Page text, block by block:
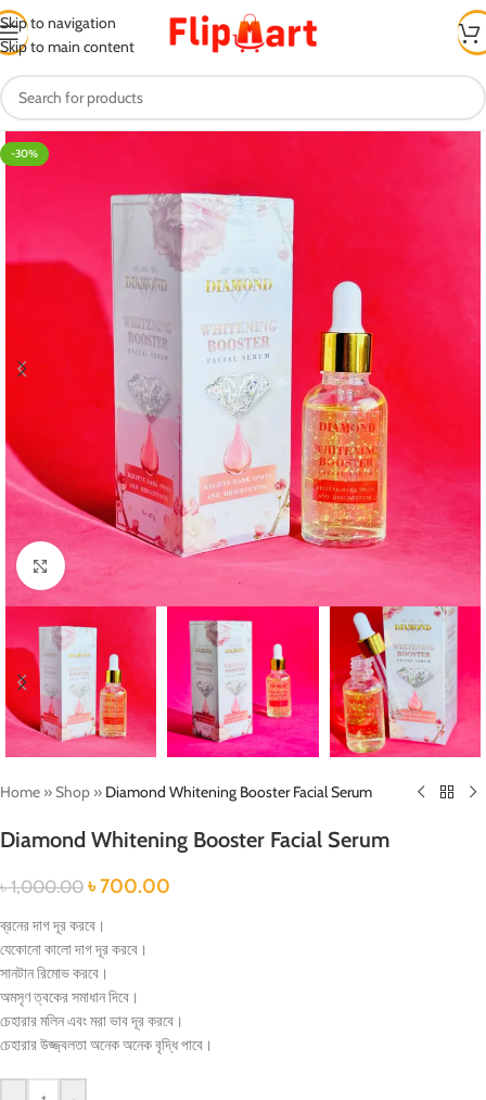
Skip to navigation
Skip to main content
-30%
Click to enlarge
Home »Shop » Diamond Whitening Booster Facial Serum
Diamond Whitening Booster Facial Serum
৳1,000.00 ৳700.00
ব্রনের দাগ দূর করবে।
যেকোনো কালো দাগ দূর করবে।
সানটান রিমোভ করবে।
অমসৃণ ত্বকের সমাধান দিবে।
চেহারার মলিন এবং মরা ভাব দূর করবে।
চেহারার উজ্জ্বলতা অনেক অনেক বৃদ্ধি পাবে।